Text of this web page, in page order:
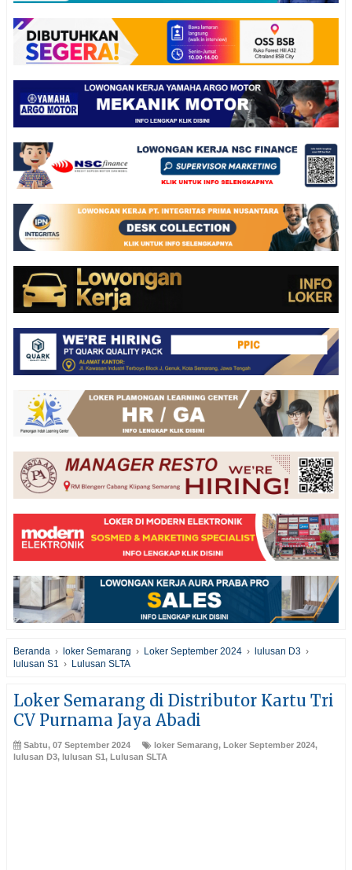
Beranda › loker Semarang › Loker September 2024 › lulusan D3 ›
lulusan S1
› Lulusan SLTA
Loker Semarang di Distributor Kartu Tri
CV Purnama Jaya Abadi
Sabtu, 07 September 2024 loker Semarang, Loker September 2024,
lulusan D3, lulusan S1, Lulusan SLTA